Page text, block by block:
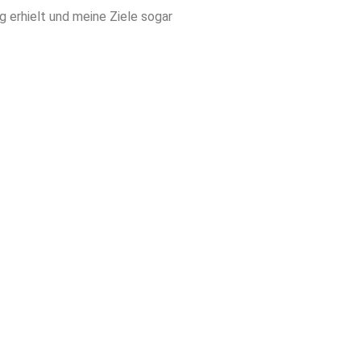
erhielt und meine Ziele sogar